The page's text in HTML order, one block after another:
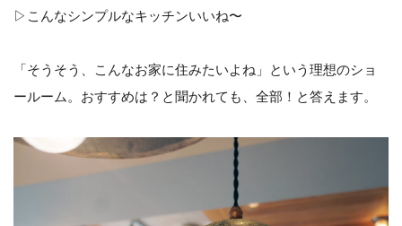
▷こんなシンプルなキッチンいいね〜
「そうそう、こんなお家に住みたいよね」という理想のショ
ールーム。おすすめは？と聞かれても、全部！と答えます。